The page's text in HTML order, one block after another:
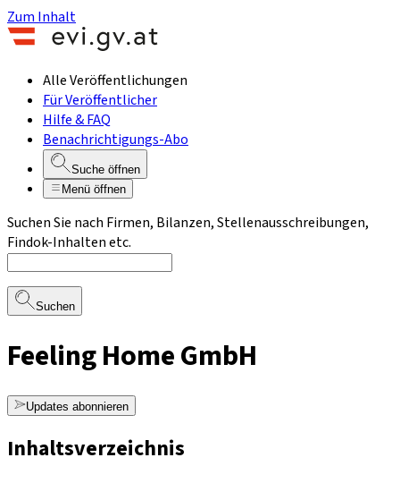
Zum Inhalt
Alle Veröffentlichungen
Für Veröffentlicher
Hilfe & FAQ
Benachrichtigungs-Abo
Suche öffnen
Menü öffnen
Suchen Sie nach Firmen, Bilanzen, Stellenausschreibungen,
Findok-Inhalten etc.
Suchen
Feeling Home GmbH
Updates abonnieren
Inhaltsverzeichnis